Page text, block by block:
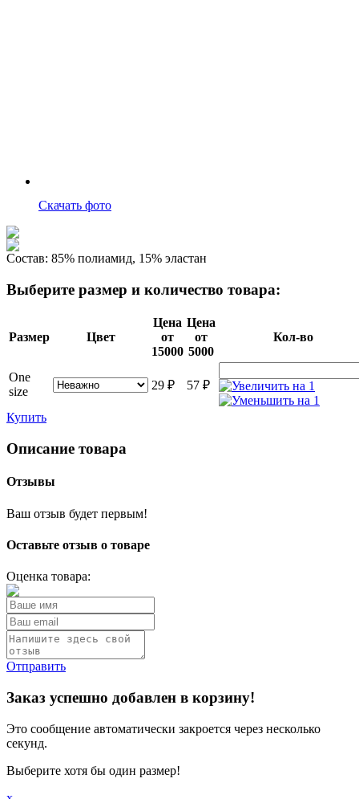
Скачать фото
Состав: 85% полиамид, 15% эластан
Выберите размер и количество товара:
Размер Цвет
Цена
от
15000
Цена
от
5000
Кол-во
One
size
29 ₽ 57 ₽
Купить
Описание товара
Отзывы
Ваш отзыв будет первым!
Оставьте отзыв о товаре
Оценка товара:
Отправить
Заказ успешно добавлен в корзину!
Это сообщение автоматически закроется через несколько
секунд.
Выберите хотя бы один размер!